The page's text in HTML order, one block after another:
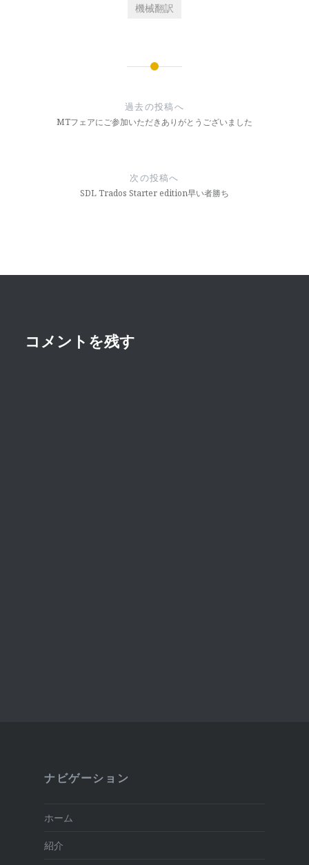
機械翻訳
ン
過去の投稿へ
MTフェアにご参加いただきありがとうございました
次の投稿へ
SDL Trados Starter edition早い者勝ち
コメントを残す
ナビゲーション
ホーム
紹介